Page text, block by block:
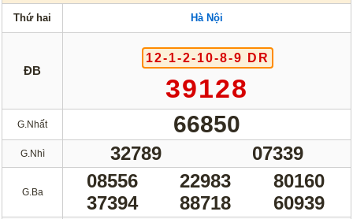
Thứ hai Hà Nội
ĐB
12-1-2-10-8-9 DR
39128
G.Nhất 66850
G.Nhì 32789 07339
G.Ba
08556 22983
80160
37394
88718 60939